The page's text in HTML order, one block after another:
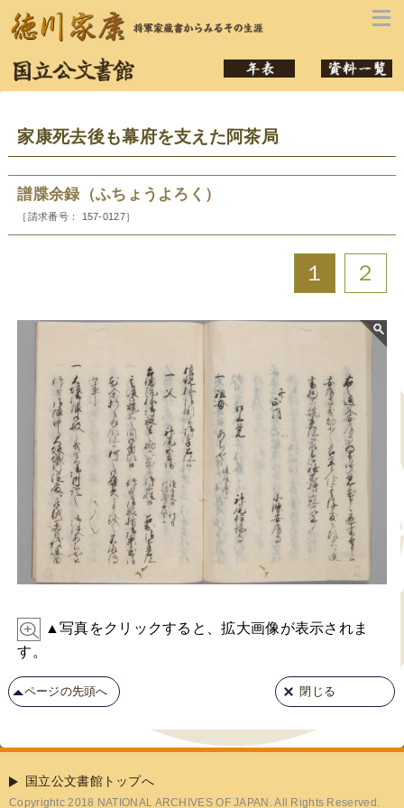
家康死去後も幕府を支えた阿茶局
譜牒余録（ふちょうよろく）
［請求番号： 157-0127］
１ ２
▲写真をクリックすると、拡大画像が表示されま
す。
ページの先頭へ 閉じる
国立公文書館トップへ
Copyrightc 2018 NATIONAL ARCHIVES OF JAPAN. All Rights Reserved.